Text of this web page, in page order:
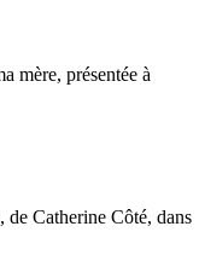
mère, présentée à
, de Catherine Côté, dans